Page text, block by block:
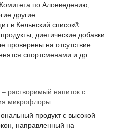
по Алоеведению,
другие.
в Кельнский список®.
диетические добавки
проверены на отсутствие
спортсменами и др.
растворимый напиток с
микрофлоры
продукт с высокой
направленный на